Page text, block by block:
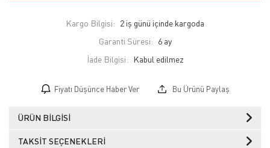
Kargo Bilgisi: 2 iş günü içinde kargoda
Garanti Süresi: 6 ay
İade Bilgisi:
Fiyatı Düşünce Haber Ver Bu Ürünü Paylaş
ÜRÜN BILGISI
TAKSIT SEÇENEKLERI